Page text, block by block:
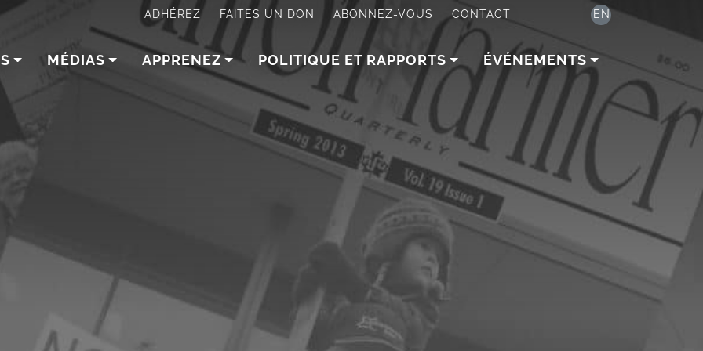
ADHÉREZ FAITES UN DON ABONNEZ-VOUS CONTACT EN
MÉDIAS APPRENEZ POLITIQUE ET RAPPORTS ÉVÉNEMENTS